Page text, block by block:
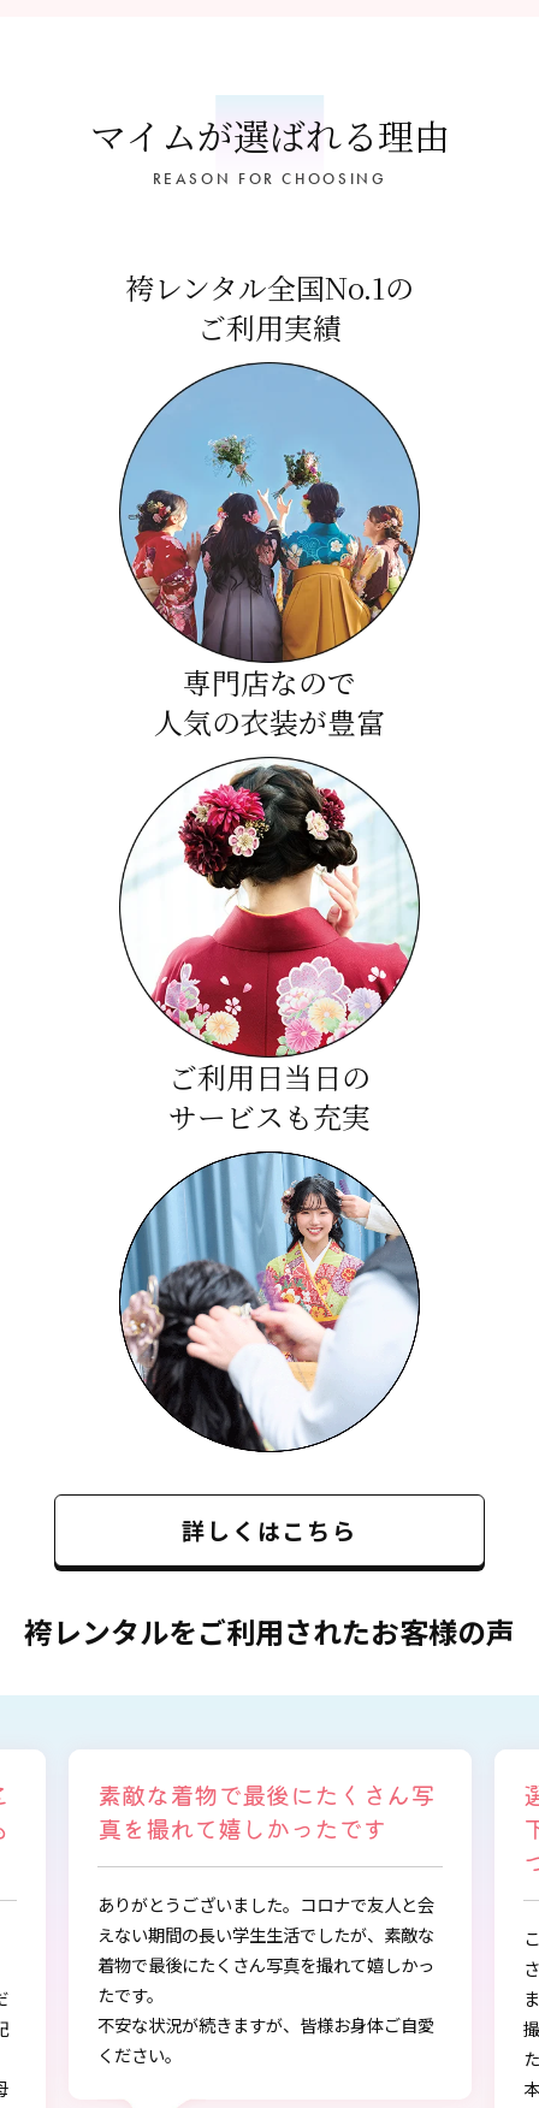
マイムが選ばれる理由
REASON FOR CHOOSING
袴レンタル全国No.1の
ご利用実績
専門店なので
人気の衣装が豊富
ご利用日当日の
サービスも充実
詳しくはこちら
袴レンタルをご利用されたお客様の声
選ぶ時から色々と親身になって
下さり、自分に似合うものを見
つけることができました
この度は、とても素敵な着物・袴をご提供下
さりありがとうございました。
また、早朝からの着付、ヘアアレンジ、写真
撮影もしていただき、ありがとうございまし
た。